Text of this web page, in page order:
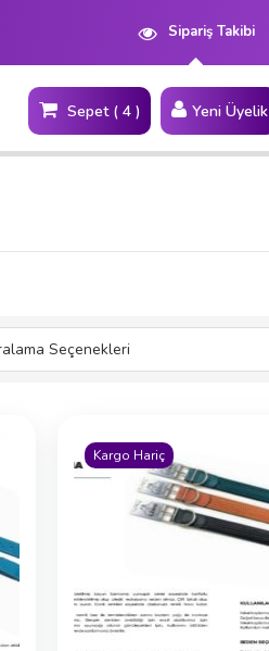
Sipariş Takibi
Yeni Üyelik
Sepet ( 4 )
Kargo Hariç